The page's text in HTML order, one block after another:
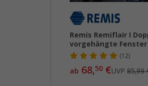
Remis Remiflair I
vorgehängte Fenster
(12)
ab 68,50€UVP 85,99